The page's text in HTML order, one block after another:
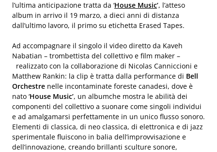
l’ultima anticipazione tratta da ‘House Music’, l’atteso
album in arrivo il 19 marzo, a dieci anni di distanza
dall’ultimo lavoro, il primo su etichetta Erased Tapes.
Ad accompagnare il singolo il video diretto da Kaveh
Nabatian – trombettista del collettivo e film maker –
realizzato con la collaborazione di Nicolas Canniccioni e
Matthew Rankin: la clip è tratta dalla performance di Bell
Orchestre nelle incontaminate foreste canadesi, dove è
nato ‘House Music’, un albumche mostra le abilità dei
componenti del collettivo a suonare come singoli individui
e ad amalgamarsi perfettamente in un unico flusso sonoro.
Elementi di classica, di neo classica, di elettronica e di jazz
sperimentale fluiscono in balia dell’improvvisazione e
dell’innovazione, creando brillanti sculture sonore,